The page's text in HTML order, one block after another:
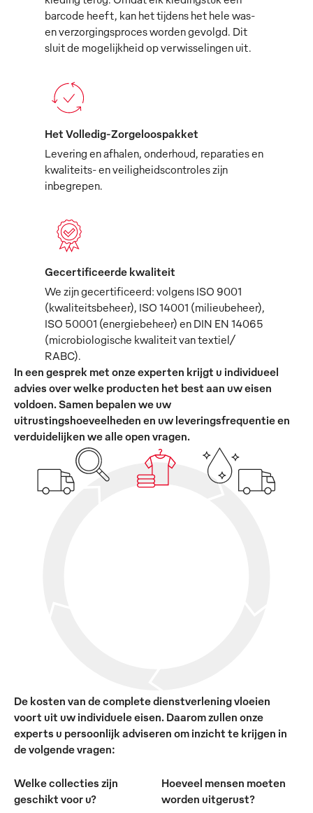
barcode heeft, kan het tijdens het hele was-
en verzorgingsproces worden gevolgd. Dit
sluit de mogelijkheid op verwisselingen uit.
Het Volledig-Zorgeloospakket
Levering en afhalen, onderhoud, reparaties en
kwaliteits- en veiligheidscontroles zijn
inbegrepen.
Gecertificeerde kwaliteit
We zijn gecertificeerd: volgens ISO 9001
(kwaliteitsbeheer), ISO 14001 (milieubeheer),
ISO 50001 (energiebeheer) en DIN EN 14065
(microbiologische kwaliteit van textiel/
RABC).
In een gesprek met onze experten krijgt u individueel
advies over welke producten het best aan uw eisen
voldoen. Samen bepalen we uw
uitrustingshoeveelheden en uw leveringsfrequentie en
verduidelijken we alle open vragen.
De kosten van de complete dienstverlening vloeien
voort uit uw individuele eisen. Daarom zullen onze
experts u persoonlijk adviseren om inzicht te krijgen in
de volgende vragen:
Welke collecties zijn
geschikt voor u?
Hoeveel mensen moeten
worden uitgerust?